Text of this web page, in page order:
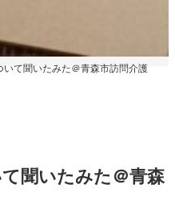
いて聞いたみた＠青森市訪問介護
聞いたみた＠青森